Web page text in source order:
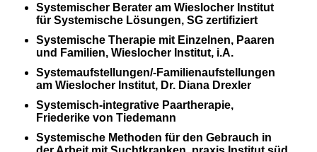
Systemischer Berater am Wieslocher Institut
für Systemische Lösungen, SG zertifiziert
Systemische Therapie mit Einzelnen, Paaren
und Familien, Wieslocher Institut, i.A.
Systemaufstellungen/-Familienaufstellungen
am Wieslocher Institut, Dr. Diana Drexler
Systemisch-integrative Paartherapie,
Friederike von Tiedemann
Systemische Methoden für den Gebrauch in